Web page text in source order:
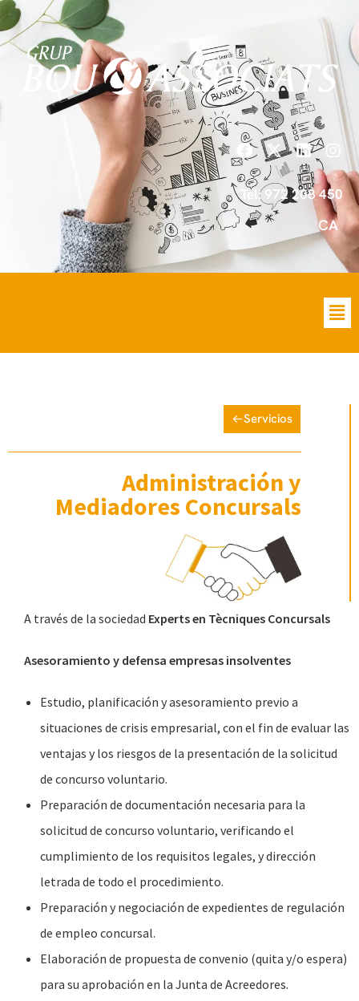
Tel: 972 208 450
CA
Servicios
Administración y
Mediadores Concursals
A través de la sociedad Experts en Tècniques Concursals
Asesoramiento y defensa empresas insolventes
Estudio, planificación y asesoramiento previo a
situaciones de crisis empresarial, con el fin de evaluar las
ventajas y los riesgos de la presentación de la solicitud
de concurso voluntario.
Preparación de documentación necesaria para la
solicitud de concurso voluntario, verificando el
cumplimiento de los requisitos legales, y dirección
letrada de todo el procedimiento.
Preparación y negociación de expedientes de regulación
de empleo concursal.
Elaboración de propuesta de convenio (quita y/o espera)
para su aprobación en la Junta de Acreedores.